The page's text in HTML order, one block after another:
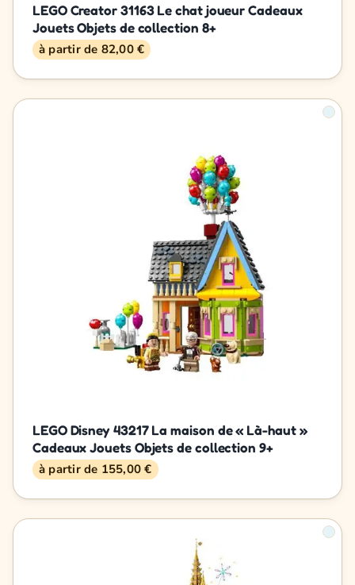
LEGO Creator 31163 Le chat joueur Cadeaux
Jouets Objets de collection 8+
à partir de 82,00 €
LEGO Disney 43217 La maison de « Là-haut »
Cadeaux Jouets Objets de collection 9+
à partir de 155,00 €